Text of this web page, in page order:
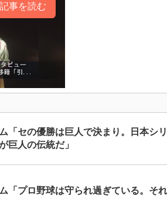
記事を読む
「セの優勝は巨人で決まり。日本シ
巨人の伝統だ」
「プロ野球は守られ過ぎている。それ